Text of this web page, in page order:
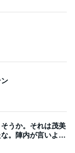
うか。それは茂美
。陣内が言いよる